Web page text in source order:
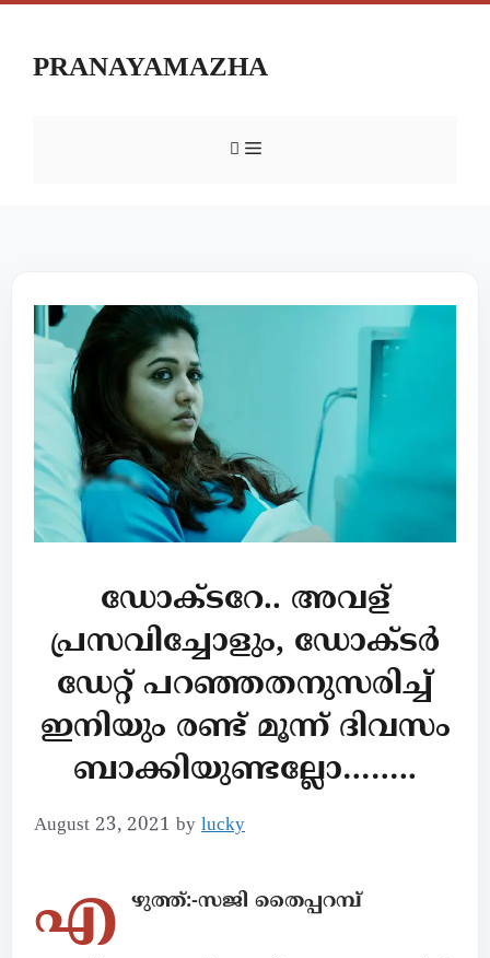
PRANAYAMAZHA
ഡോക്ടറേ.. അവള്
പ്രസവിച്ചോളും, ഡോക്ടർ
ഡേറ്റ് പറഞ്ഞതനുസരിച്ച്
ഇനിയും രണ്ട് മൂന്ന് ദിവസം
ബാക്കിയുണ്ടല്ലോ……..
August 23, 2021 by lucky
എ ഴുത്ത്:-സജി തൈപ്പറമ്പ്